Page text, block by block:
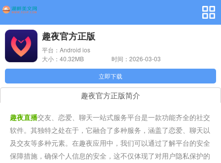
趣夜官方正版
平台：Android ios
大小：40.32MB
时间：2026-03-03
立即下载
趣夜官方正版简介
趣夜直播交友、恋爱、聊天一站式服务平台是一款功能齐全的社交
软件。其独特之处在于，它融合了多种服务，涵盖了恋爱、聊天以
及交友等多种元素。在趣夜应用中，我们可以通过了解平台的安全
保障措施，确保个人信息的安全，这不仅体现了对用户隐私保护的